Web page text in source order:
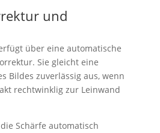
und
über eine automatische
Sie gleicht eine
Bildes zuverlässig aus, wenn
rechtwinklig zur Leinwand
Schärfe automatisch